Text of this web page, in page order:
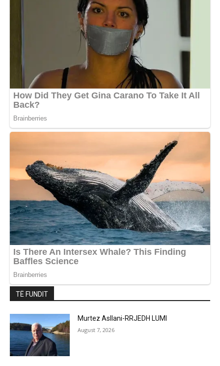
TË FUNDIT
Murtez Asllani-RRJEDH LUMI
August 7, 2026